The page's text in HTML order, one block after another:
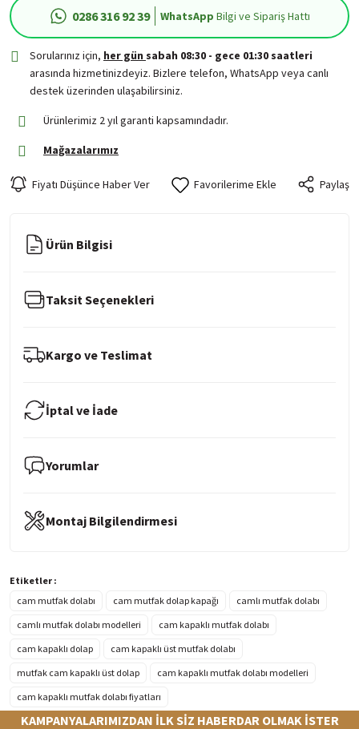
0286 316 92 39 WhatsApp Bilgi ve Sipariş Hattı
Sorularınız için, her gün sabah 08:30 - gece 01:30 saatleri
arasında hizmetinizdeyiz. Bizlere telefon, WhatsApp veya canlı
destek üzerinden ulaşabilirsiniz.
Ürünlerimiz 2 yıl garanti kapsamındadır.
Mağazalarımız
Fiyatı Düşünce Haber Ver Paylaş
Ürün Bilgisi
Taksit Seçenekleri
Kargo ve Teslimat
İptal ve İade
Yorumlar
Montaj Bilgilendirmesi
Etiketler :
cam mutfak dolabı
cam mutfak dolap kapağı
camlı mutfak dolabı
camlı mutfak dolabı modelleri
cam kapaklı mutfak dolabı
cam kapaklı dolap
cam kapaklı üst mutfak dolabı
mutfak cam kapaklı üst dolap
cam kapaklı mutfak dolabı modelleri
cam kapaklı mutfak dolabı fiyatları
KAMPANYALARIMIZDAN İLK SİZ HABERDAR OLMAK İSTER